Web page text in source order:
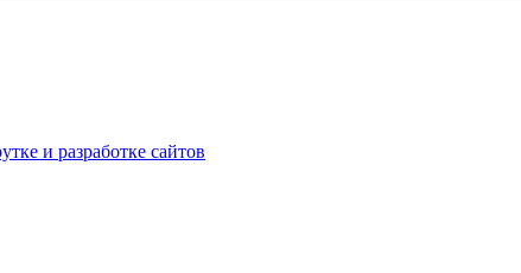
и разработке сайтов